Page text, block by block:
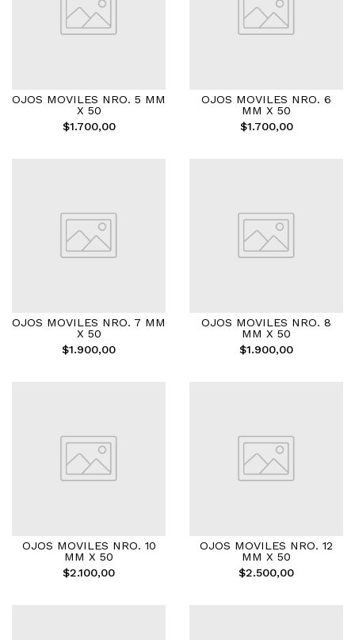
OJOS MOVILES NRO. 5 MM
X 50
$1.700,00
OJOS MOVILES NRO. 6
MM X 50
$1.700,00
OJOS MOVILES NRO. 7 MM
X 50
$1.900,00
OJOS MOVILES NRO. 8
MM X 50
$1.900,00
OJOS MOVILES NRO. 10
MM X 50
$2.100,00
OJOS MOVILES NRO. 12
MM X 50
$2.500,00